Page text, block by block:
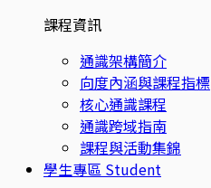
課程資訊
通識架構簡介
向度內涵與課程指標
核心通識課程
通識跨域指南
課程與活動集錦
學生專區 Student